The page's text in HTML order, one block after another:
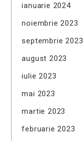
ianuarie 2024
noiembrie 2023
septembrie 2023
august 2023
iulie 2023
mai 2023
martie 2023
februarie 2023